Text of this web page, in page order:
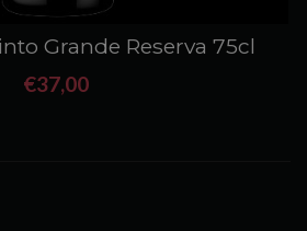
Grande Reserva 75cl
€37,00